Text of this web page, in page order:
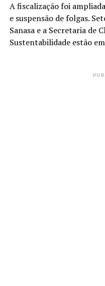
A fiscalização foi
e suspensão de folgas.
Sanasa e a Secretaria de
Sustentabilidade estão